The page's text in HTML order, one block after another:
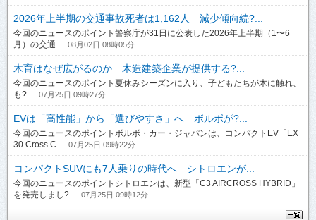
2026年上半期の交通事故死者は1,162人 減少傾向続?...
今回のニュースのポイント警察庁が31日に公表した2026年上半期（1〜6
月）の交通...
08月02日 08時05分
木育はなぜ広がるのか 木造建築企業が提供する?...
今回のニュースのポイント夏休みシーズンに入り、子どもたちが木に触れ、
も?...
07月25日 09時27分
EVは「高性能」から「選びやすさ」へ ボルボが?...
今回のニュースのポイントボルボ・カー・ジャパンは、コンパクトEV「EX
30 Cross C...
07月25日 09時22分
コンパクトSUVにも7人乗りの時代へ シトロエンが...
今回のニュースのポイントシトロエンは、新型「C3 AIRCROSS HYBRID」
を発売しまし?...
07月25日 09時12分